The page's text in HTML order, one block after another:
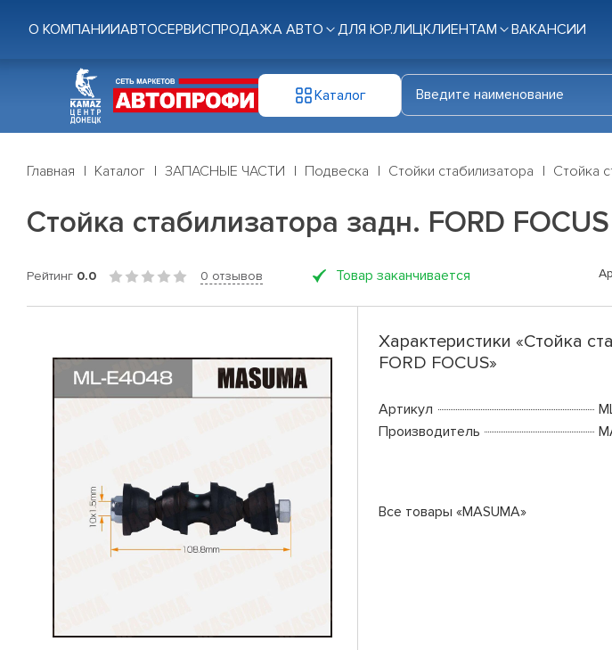
О КОМПАНИИАВТОСЕРВИСПРОДАЖА АВТО ДЛЯ ЮР.ЛИЦКЛИЕНТАМ ВАКАНСИИ
Каталог
Главная Каталог ЗАПАСНЫЕ ЧАСТИ Подвеска Стойки стабилизатора Стойка
Стойка стабилизатора задн. FORD FOCUS
Рейтинг 0.0 0 отзывов Товар заканчивается
Характеристики «Стойка
FORD FOCUS»
Артикул
Производитель
Все товары «MASUMA»